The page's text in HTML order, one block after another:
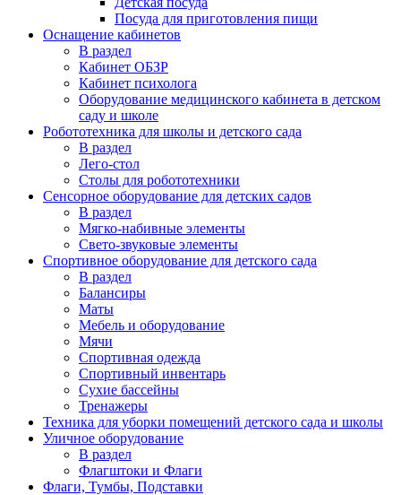
Посуда для приготовления пищи
Оснащение кабинетов
В раздел
Кабинет ОБЗР
Кабинет психолога
Оборудование медицинского кабинета в детском
саду и школе
Робототехника для школы и детского сада
В раздел
Лего-стол
Столы для робототехники
Сенсорное оборудование для детских садов
В раздел
Мягко-набивные элементы
Свето-звуковые элементы
Спортивное оборудование для детского сада
В раздел
Балансиры
Маты
Мебель и оборудование
Мячи
Спортивная одежда
Спортивный инвентарь
Сухие бассейны
Тренажеры
Техника для уборки помещений детского сада и школы
Уличное оборудование
В раздел
Флагштоки и Флаги
Флаги, Тумбы, Подставки